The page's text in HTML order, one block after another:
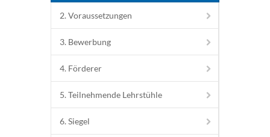
2. Voraussetzungen
3. Bewerbung
4. Förderer
5. Teilnehmende Lehrstühle
6. Siegel